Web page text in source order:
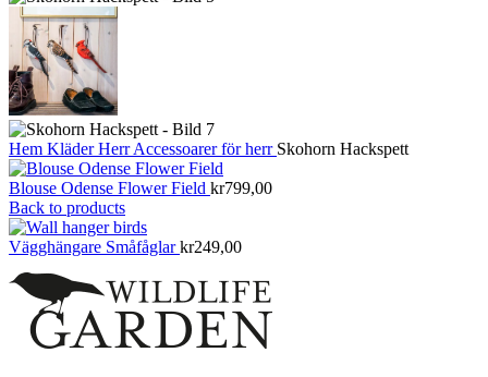
Hem KläderHerrAccessoarer för herr Skohorn Hackspett
Blouse Odense Flower Field kr799,00
Back to products
Vägghängare Småfåglarkr249,00